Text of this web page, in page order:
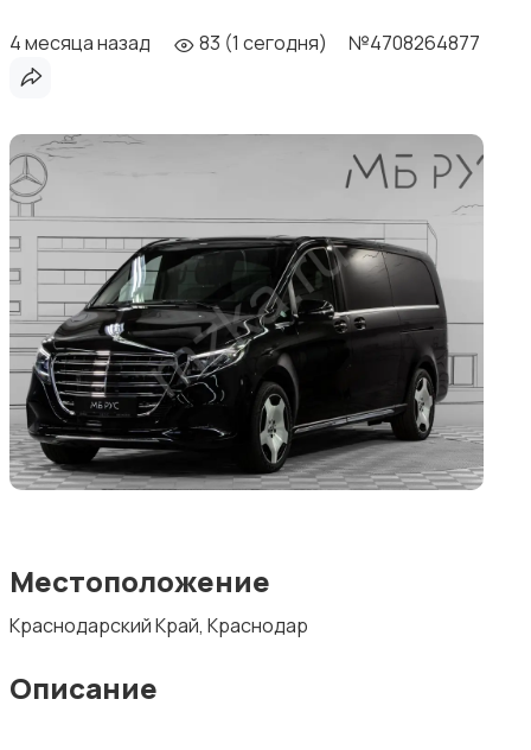
4 месяца назад 83 (1 сегодня) №4708264877
Местоположение
Краснодарский Край, Краснодар
Описание